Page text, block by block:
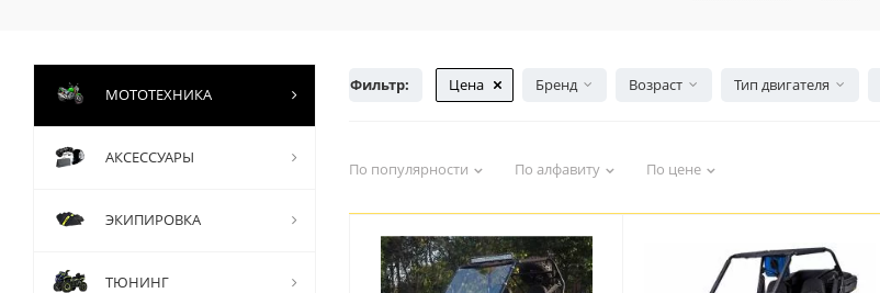
Фильтр: Цена Бренд Возраст Тип двигателя
По популярности По алфавиту По цене
МОТОТЕХНИКА
АКСЕССУАРЫ
ЭКИПИРОВКА
ТЮНИНГ